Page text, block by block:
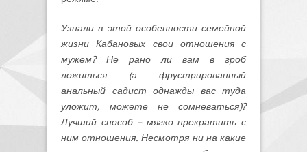
Узнали в этой особенности семейной
жизни Кабановых свои отношения с
мужем? Не рано ли вам в гроб
ложиться (а фрустрированный
анальный садист однажды вас туда
уложит, можете не сомневаться)?
Лучший способ – мягко прекратить с
ним отношения. Несмотря ни на какие